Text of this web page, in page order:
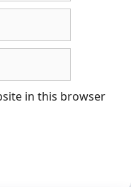
in this browser